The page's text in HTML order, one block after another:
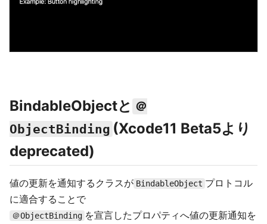
BindableObjectと ＠
ObjectBinding (Xcode11 Beta5より
deprecated)
値の更新を通知するクラスが BindableObject プロトコル
に適合することで
＠ObjectBinding を宣言したプロパティへ値の更新通知を